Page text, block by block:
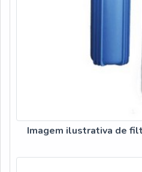
garantir a qualidade e
evitar prejuízos com
que não cumprem com suas
é possível poupar gastos
motivos para a Veneza Filtros
serviços de qualidade. Alguns
Comprometimento com seus
Altamente qualificada;
SOBRE A MELHOR
Imagem ilustrativa de